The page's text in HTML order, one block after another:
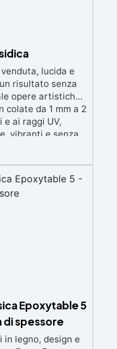
lucida e
risultato senza
opere artistiche,
colate da 1 mm a 2
ai raggi UV,
vibranti e senza
viscosità e
impeccabili,
per contatto
VoC Free
Epoxytable 5
di spessore
in legno, design e